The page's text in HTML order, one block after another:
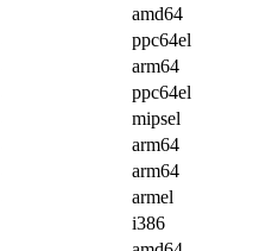
amd64
ppc64el
arm64
ppc64el
mipsel
arm64
arm64
armel
i386